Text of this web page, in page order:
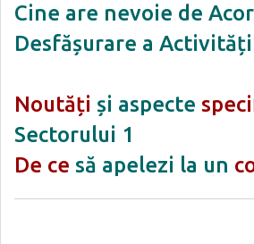
Cine are nevoie de
Desfășurare a
Noutăți și aspecte
Sectorului 1
De ce să apelezi la un